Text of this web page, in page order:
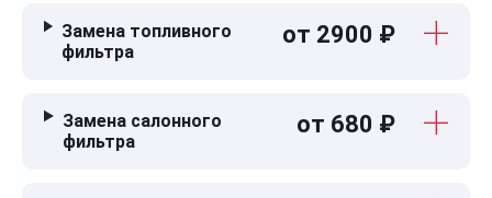
Замена топливного
фильтра
от 2900 ₽
Замена салонного
фильтра
от 680 ₽